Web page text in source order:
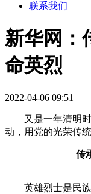
联系我们
新华网：
命英烈
2022-04-06 09:51
又是一年清明
动，用党的光荣传
传
英雄烈士是民族